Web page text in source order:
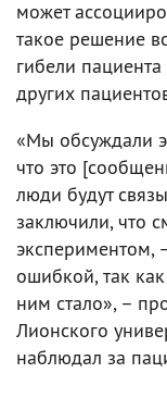
может
такое решение
гибели
других
«Мы обсуждали
что это
люди будут
заключили, что
экспериментом,
ошибкой, так
ним стало», –
Лионского
наблюдал за